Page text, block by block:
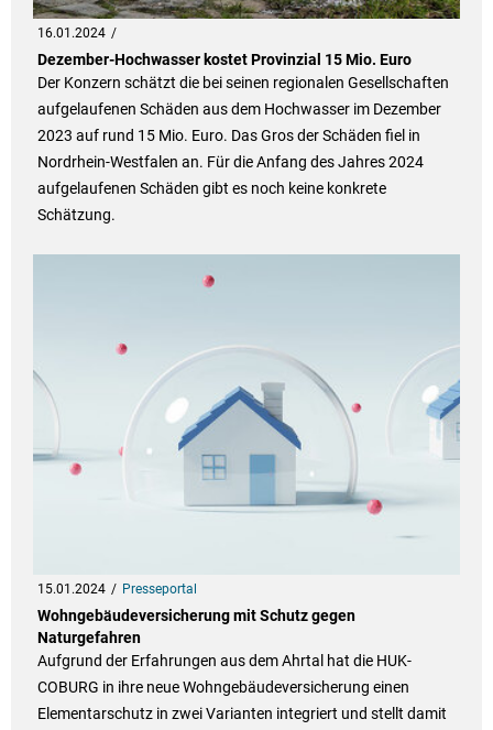
16.01.2024
Dezember-Hochwasser kostet Provinzial 15 Mio. Euro
Der Konzern schätzt die bei seinen regionalen Gesellschaften
aufgelaufenen Schäden aus dem Hochwasser im Dezember
2023 auf rund 15 Mio. Euro. Das Gros der Schäden fiel in
Nordrhein-Westfalen an. Für die Anfang des Jahres 2024
aufgelaufenen Schäden gibt es noch keine konkrete
Schätzung.
15.01.2024 Presseportal
Wohngebäudeversicherung mit Schutz gegen
Naturgefahren
Aufgrund der Erfahrungen aus dem Ahrtal hat die HUK-
COBURG in ihre neue Wohngebäudeversicherung einen
Elementarschutz in zwei Varianten integriert und stellt damit